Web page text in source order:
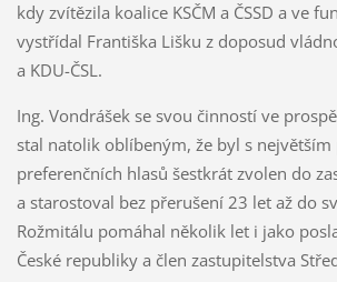
kdy zvítězila koalice KSČM a ČSSD a ve
vystřídal Františka Lišku z doposud
a KDU-ČSL.
Ing. Vondrášek se svou činností ve
stal natolik oblíbeným, že byl s největším
preferenčních hlasů šestkrát zvolen do
a starostoval bez přerušení 23 let až do
Rožmitálu pomáhal několik let i jako
České republiky a člen zastupitelstva